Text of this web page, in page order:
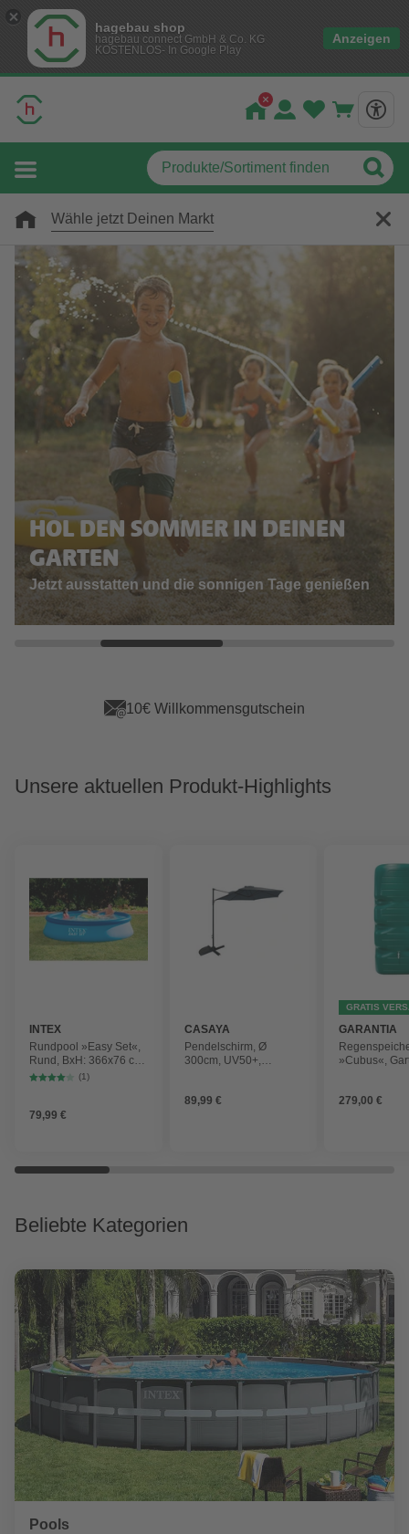
hagebau shop
hagebau connect GmbH & Co. KG
KOSTENLOS- In Google Play
Anzeigen
Wähle jetzt Deinen Markt
HOL DEN SOMMER IN DEINEN
GARTEN
Jetzt ausstatten und die sonnigen Tage genießen
10€ Willkommensgutschein
Unsere aktuellen Produkt-Highlights
INTEX
Rundpool »Easy Set«,
Rund, BxH: 366x76 cm,
blau
(1)
79,99 €
CASAYA
Pendelschirm, Ø
300cm, UV50+,
89,99 €
GRATIS
GARANTIA
»Cubus«,
279,00 €
Beliebte Kategorien
Pools